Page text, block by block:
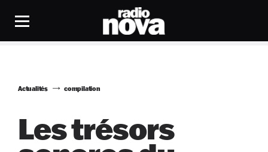
Actualités compilation
Les trésors